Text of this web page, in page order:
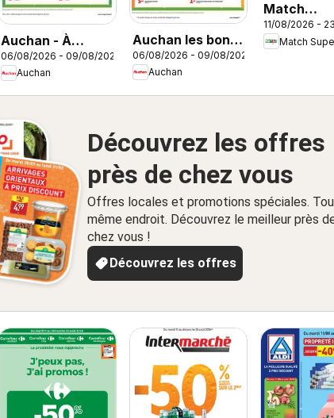
Auchan - À
l'honneur cette
semaine
06/08/2026 - 09/08/2026
Auchan
Auchan les bons
plans du week-
end dans votre
super
06/08/2026 - 09/08/2026
Auchan
Match
catalogue
11/08/2026 -
Match
Découvrez les offres
près de chez vous
Offres locales et promotions spéciales.
même endroit. Découvrez le meilleur près
chez vous !
Découvrez les offres